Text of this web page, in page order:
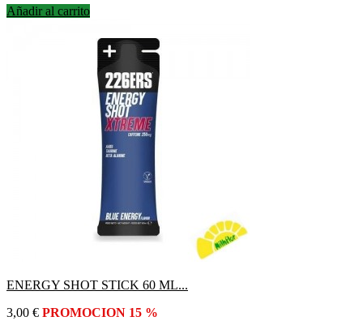
Añadir al carrito
ENERGY SHOT STICK 60 ML...
Precio
3,00 € PROMOCION 15 %